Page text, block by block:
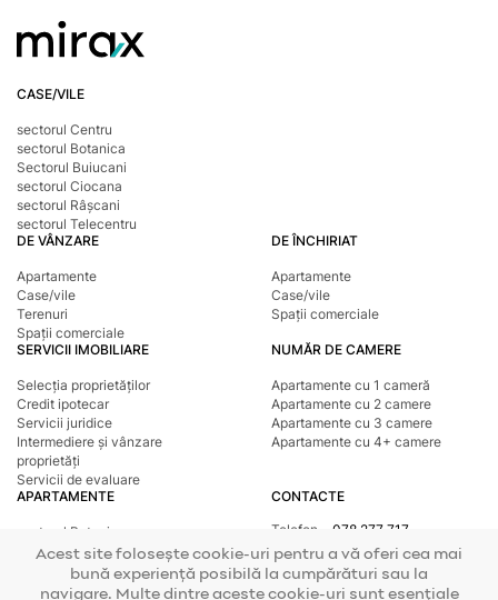
CASE/VILE
sectorul Centru
sectorul Botanica
Sectorul Buiucani
sectorul Ciocana
sectorul Râșcani
sectorul Telecentru
DE VÂNZARE
Apartamente
Case/vile
Terenuri
Spații comerciale
DE ÎNCHIRIAT
Apartamente
Case/vile
Spații comerciale
SERVICII IMOBILIARE
Selecția proprietăților
Credit ipotecar
Servicii juridice
Intermediere și vânzare
proprietăți
Servicii de evaluare
NUMĂR DE CAMERE
Apartamente cu 1 cameră
Apartamente cu 2 camere
Apartamente cu 3 camere
Apartamente cu 4+ camere
APARTAMENTE
sectorul Botanica
sectorul Buiucani
sectorul Centru
sectorul Ciocana
CONTACTE
Telefon
078 277 717
Adresa
str. Tighina, 24
E-mail
office@mirax.md
Acest site folosește cookie-uri pentru a vă oferi cea mai
bună experiență posibilă la cumpărături sau la
navigare. Multe dintre aceste cookie-uri sunt esențiale